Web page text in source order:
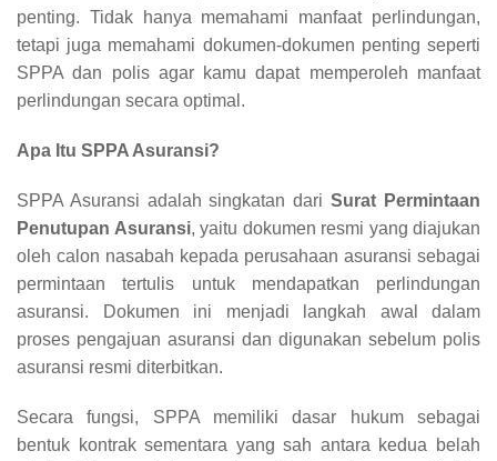
penting. Tidak hanya memahami manfaat perlindungan,
tetapi juga memahami dokumen-dokumen penting seperti
SPPA dan polis agar kamu dapat memperoleh manfaat
perlindungan secara optimal.
Apa Itu SPPA Asuransi?
SPPA Asuransi adalah singkatan dariSurat Permintaan
Penutupan Asuransi, yaitu dokumen resmi yang diajukan
oleh calon nasabah kepada perusahaan asuransi sebagai
permintaan tertulis untuk mendapatkan perlindungan
asuransi. Dokumen ini menjadi langkah awal dalam
proses pengajuan asuransi dan digunakan sebelum polis
asuransi resmi diterbitkan.
Secara fungsi, SPPA memiliki dasar hukum sebagai
bentuk kontrak sementara yang sah antara kedua belah